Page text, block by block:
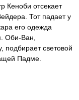
Кеноби отсекает
Тот падает у
его одежда
Оби-Ван,
подбирает световой
Падме.